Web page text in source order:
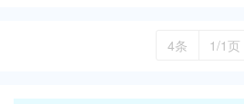
4条 1/1页